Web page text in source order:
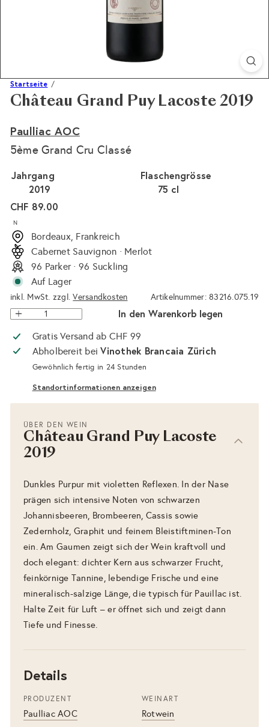
Startseite
Château Grand Puy Lacoste 2019
Paulliac AOC
5ème Grand Cru Classé
Flaschengrösse
75 cl
Jahrgang
2019
Normaler
Preis
CHF 89.00
N
Bordeaux, Frankreich
Cabernet Sauvignon · Merlot
96 Parker · 96 Suckling
Auf Lager
inkl. MwSt. zzgl.Versandkosten Artikelnummer: 83216.075.19
In den Warenkorb legen
Gratis Versand ab CHF 99
Abholbereit beiVinothek Brancaia Zürich
Gewöhnlich fertig in 24 Stunden
Standortinformationen anzeigen
ÜBER DEN WEIN
Château Grand Puy Lacoste
2019
Dunkles Purpur mit violetten Reflexen. In der Nase
prägen sich intensive Noten von schwarzen
Johannisbeeren, Brombeeren, Cassis sowie
Zedernholz, Graphit und feinem Bleistiftminen-Ton
ein. Am Gaumen zeigt sich der Wein kraftvoll und
doch elegant: dichter Kern aus schwarzer Frucht,
feinkörnige Tannine, lebendige Frische und eine
mineralisch-salzige Länge, die typisch für Pauillac ist.
Halte Zeit für Luft – er öffnet sich und zeigt dann
Tiefe und Finesse.
Details
PRODUZENT
Paulliac AOC
WEINART
Rotwein